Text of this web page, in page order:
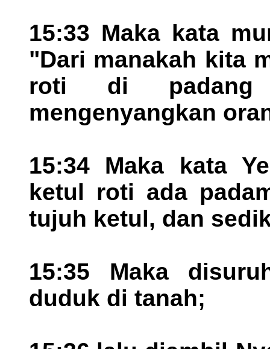
15:33 Maka kata
"Dari manakah kita
roti di padang
mengenyangkan
15:34 Maka kata
ketul roti ada
tujuh ketul, dan
15:35 Maka
duduk di tanah;